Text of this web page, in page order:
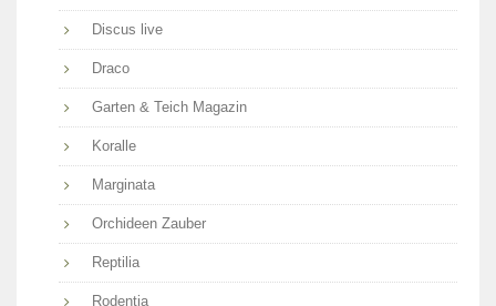
Discus live
Draco
Garten & Teich Magazin
Koralle
Marginata
Orchideen Zauber
Reptilia
Rodentia